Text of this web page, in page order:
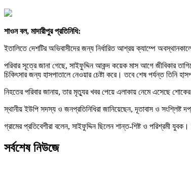
শাওন বল, মাদারীপুর প্রতিনিধি:
ইতালিতে দেশটির অভিবাসীদের জন্য নির্ধারিত আশ্রয় ক্যাম্পে
পরিবার সূত্রে জানা গেছে, সাইফুদ্দিন আকন্দ কয়েক মাস আগে জীবিকার
চিকিৎসার জন্য হাসপাতালে নেওয়ার চেষ্টা করে। তবে শেষ পর্যন্ত তিনি
নিহতের পরিবার জানায়, তার মৃত্যুর খবর পেয়ে এলাকায় নেমে এসেছে
স্থানীয় ইউপি সদস্য ও জনপ্রতিনিধিরা জানিয়েছেন, দূতাবাস ও সংশ্লিষ্ট
গ্রামের প্রতিবেশীরা বলেন, সাইফুদ্দিন ছিলেন শান্ত-শিষ্ট ও পরিশ্রমী
সর্বশেষ নিউজে